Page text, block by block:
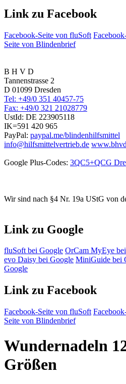
Link zu Facebook
Facebook-Seite von fluSoft
Seite von Blindenbrief
B H V D
Tannenstrasse 2
D 01099 Dresden
Tel: +49/0 351 40457-75
Fax: +49/0 321 21028779
UstId: DE 223905118
IK=591 420 965
PayPal: paypal.me/blindenhilfsmittel
info@hilfsmittelvertrieb.de
Google Plus-Codes: 3QC5+QCG
Wir sind nach §4 Nr. 19a UStG von
Link zu Google
fluSoft bei Google OrCam MyEye
evo Daisy bei Google MiniGuide bei
Google
Link zu Facebook
Facebook-Seite von fluSoft
Seite von Blindenbrief
Wundernadeln
Größen